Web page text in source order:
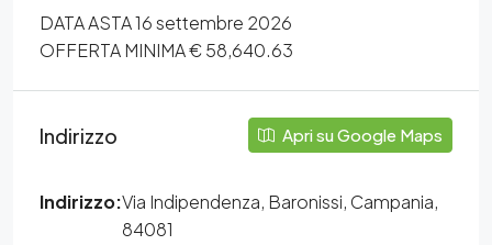
DATA ASTA 16 settembre 2026
OFFERTA MINIMA € 58,640.63
Indirizzo Apri su Google Maps
Indirizzo:Via Indipendenza, Baronissi, Campania,
84081